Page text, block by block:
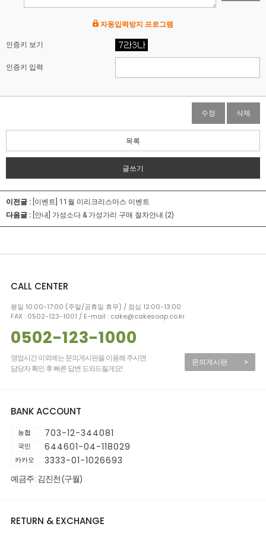
자동입력방지 프로그램
인증키 보기
인증키 입력
수정 삭제
목록
글쓰기
이전글 : [이벤트] 11월 미리크리스마스 이벤트
다음글 : [안내] 가성소다 & 가성가리 구매 절차안내 (2)
CALL CENTER
평일 10:00-17:00 (주말/공휴일 휴무) / 점심 12:00-13:00
FAX : 0502-123-1001 / E-mail : cake@cakesoap.co.kr
0502-123-1000
영업시간 이외에는 문의게시판을 이용해 주시면
담당자 확인 후 빠른 답변 도와드릴게요!
문의게시판 >
BANK ACCOUNT
농협 703-12-344081
국민 644601-04-118029
카카오 3333-01-1026693
예금주 : 김진천 (구월)
RETURN & EXCHANGE